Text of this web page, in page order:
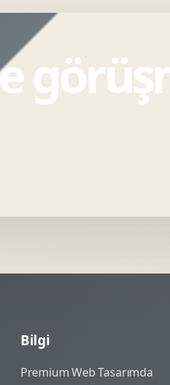
Bilgi
Premium Web Tasarımda